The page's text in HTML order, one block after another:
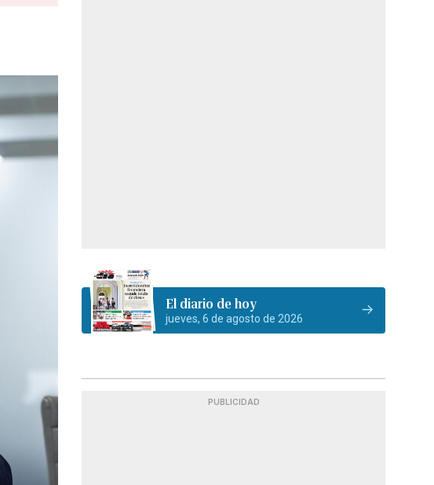
El diario de hoy
jueves, 6 de agosto de 2026
PUBLICIDAD